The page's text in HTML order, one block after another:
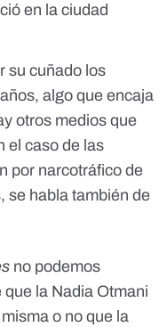
en la ciudad
su cuñado los
, algo que encaja
otros medios que
el caso de las
por narcotráfico de
se habla también de
no podemos
la Nadia Otmani
o no que la